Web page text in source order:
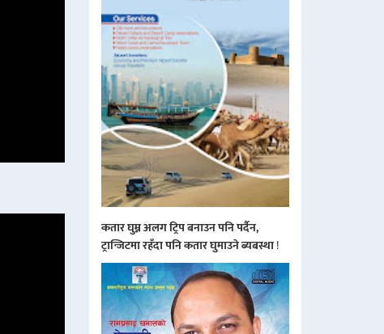
कतार घुम्न अलग ट्रिप बनाउन पनि पर्दैन,
ट्रान्जिटमा रहँदा पनि कतार घुमाउने ब्यबस्था!